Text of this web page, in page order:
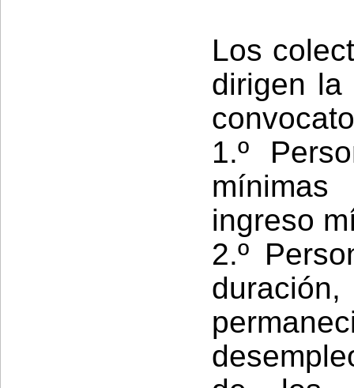
Los
dirigen la
1.º
ingreso
2.º